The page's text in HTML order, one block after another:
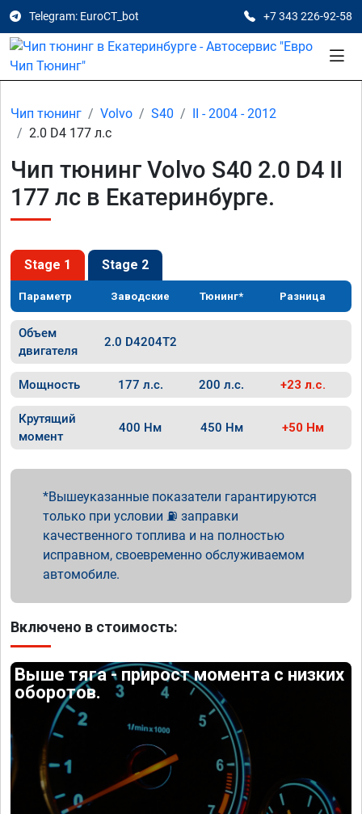
Telegram: EuroCT_bot +7 343 226-92-58
Чип тюнинг Volvo S40
II - 2004 - 2012
2.0 D4 177 л.с
Чип тюнинг Volvo S40 2.0 D4 II
177 лс в Екатеринбурге.
Stage 1 Stage 2
Параметр Заводские Тюнинг* Разница
Объем
двигателя
2.0 D4204T2
Мощность 177 л.с. 200 л.с. +23 л.с.
Крутящий
момент
400 Нм 450 Нм +50 Нм
Вышеуказанные показатели гарантируются
только при условии ⛽ заправки
качественного топлива и на полностью
исправном, своевременно обслуживаемом
автомобиле.
Включено в стоимость:
Выше тяга - прирост момента с низких
оборотов.